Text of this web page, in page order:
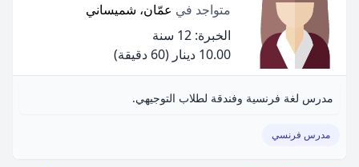
متواجد في عمّان، شميساني
الخبرة: 12 سنة
10.00 دينار
(60 دقيقة)
مدرس لغة فرنسية وفندقة لطلاب التوجيهي.
مدرس فرنسي